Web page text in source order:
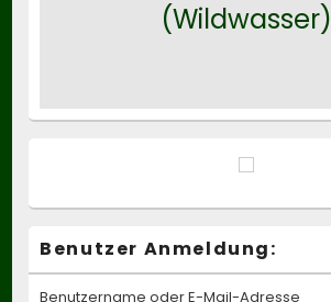
(Wildwasser)
Benutzer Anmeldung:
Benutzername oder E-Mail-Adresse